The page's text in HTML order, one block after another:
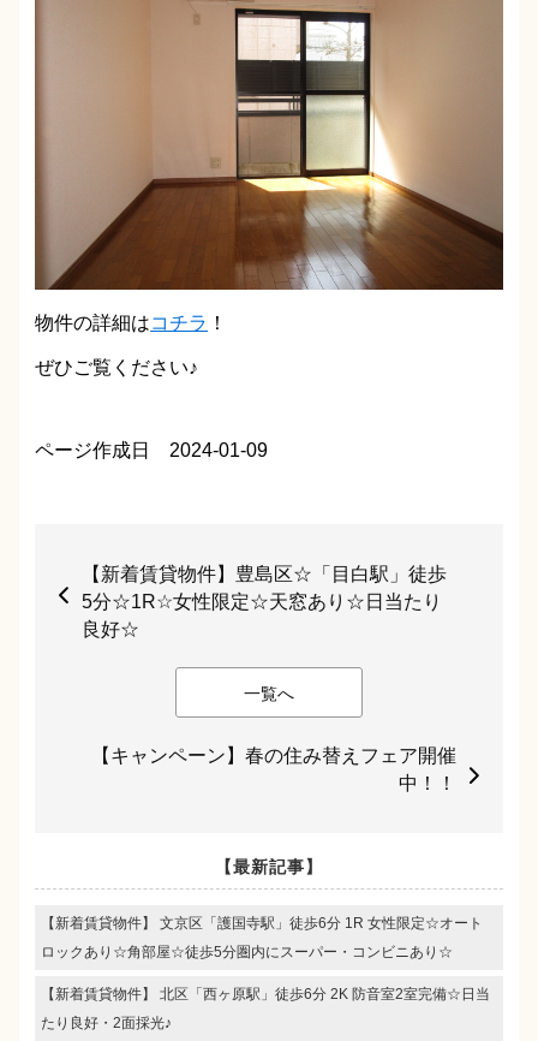
物件の詳細はコチラ ！
ぜひご覧ください♪
ページ作成日 2024-01-09
【新着賃貸物件】豊島区☆「目白駅」徒歩
5分☆1R☆女性限定☆天窓あり☆日当たり
良好☆
一覧へ
【キャンペーン】春の住み替えフェア開催
中！！
【最新記事】
【新着賃貸物件】 文京区「護国寺駅」徒歩6分 1R 女性限定☆オート
ロックあり☆角部屋☆徒歩5分圏内にスーパー・コンビニあり☆
【新着賃貸物件】 北区「西ヶ原駅」徒歩6分 2K 防音室2室完備☆日当
たり良好・2面採光♪